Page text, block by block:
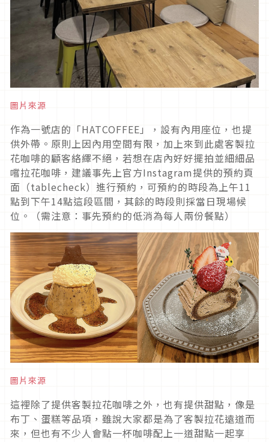
圖片來源
作為一號店的「HATCOFFEE」，設有內用座位，也提
供外帶。原則上因內用空間有限，加上來到此處客製拉
花咖啡的顧客絡繹不絕，若想在店內好好擺拍並細細品
嚐拉花咖啡，建議事先上官方Instagram提供的預約頁
面（tablecheck）進行預約，可預約的時段為上午11
點到下午14點這段區間，其餘的時段則採當日現場候
位。（需注意：事先預約的低消為每人兩份餐點）
圖片來源
這裡除了提供客製拉花咖啡之外，也有提供甜點，像是
布丁、蛋糕等品項，雖說大家都是為了客製拉花遠道而
來，但也有不少人會點一杯咖啡配上一道甜點一起享